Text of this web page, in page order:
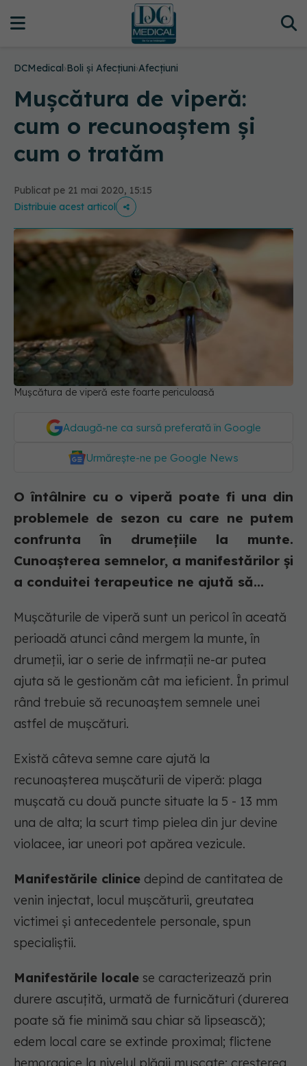
DCMedical›Boli și Afecțiuni›Afecțiuni
Mușcătura de viperă:
cum o recunoaștem și
cum o tratăm
Publicat pe 21 mai 2020, 15:15
Distribuie acest articol
Mușcătura de viperă este foarte periculoasă
Adaugă-ne ca sursă preferată în Google
Urmărește-ne pe Google News
O întâlnire cu o viperă poate fi una din
problemele de sezon cu care ne putem
confrunta în drumețiile la munte.
Cunoașterea semnelor, a manifestărilor și
a conduitei terapeutice ne ajută să...
Mușcăturile de viperă sunt un pericol în aceată
perioadă atunci când mergem la munte, în
drumeții, iar o serie de infrmații ne-ar putea
ajuta să le gestionăm cât ma ieficient. În primul
rând trebuie să recunoaștem semnele unei
astfel de mușcături.
Există câteva semne care ajută la
recunoașterea mușcăturii de viperă: plaga
mușcată cu două puncte situate la 5 - 13 mm
una de alta; la scurt timp pielea din jur devine
violacee, iar uneori pot apărea vezicule.
Manifestările clinice depind de cantitatea de
venin injectat, locul mușcăturii, greutatea
victimei și antecedentele personale, spun
specialiștii.
Manifestările locale se caracterizează prin
durere ascuțită, urmată de furnicături (durerea
poate să fie minimă sau chiar să lipsească);
edem local care se extinde proximal; flictene